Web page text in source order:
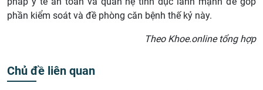
phần kiểm soát và đề phòng căn bệnh thế kỷ này.
Theo Khoe.online tổng hợp
Chủ đề liên quan